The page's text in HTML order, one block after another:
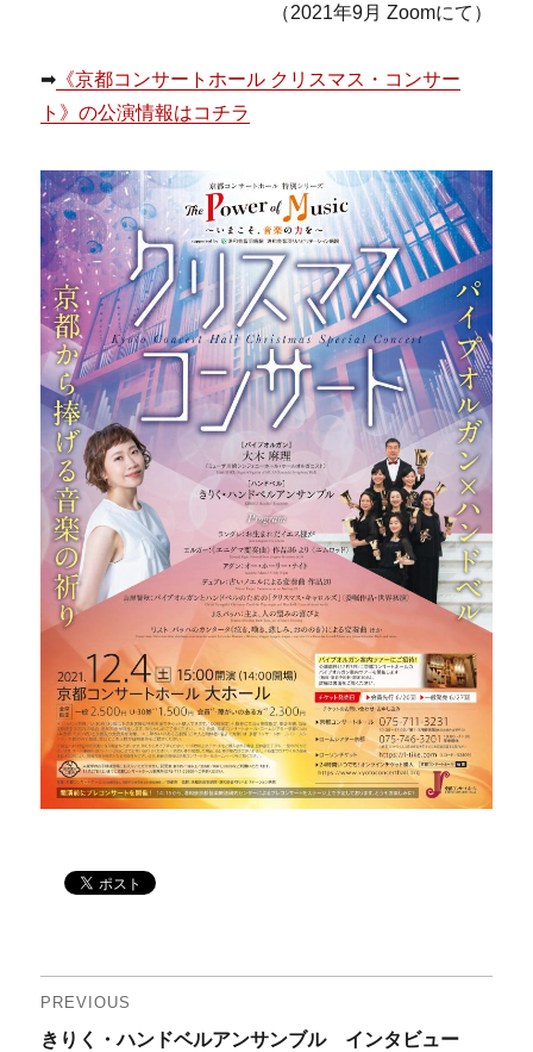
（2021年9月 Zoomにて）
➡ 《京都コンサートホール クリスマス・コンサー
ト》の公演情報はコチラ
投
PREVIOUS
Previous
きりく・ハンドベルアンサンブル インタビュー